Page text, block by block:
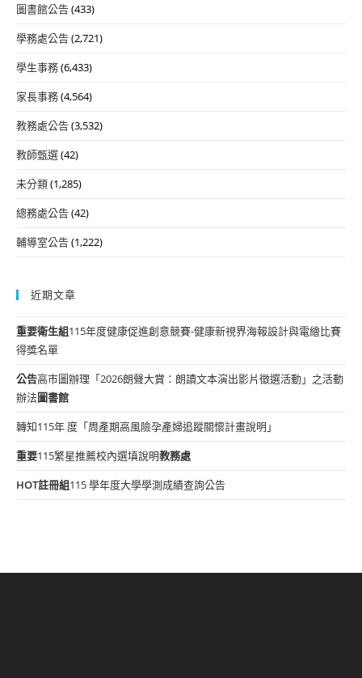
圖書館公告(433)
學務處公告(2,721)
學生事務(6,433)
家長事務(4,564)
教務處公告(3,532)
教師甄選(42)
未分類(1,285)
總務處公告(42)
輔導室公告(1,222)
近期文章
重要衛生組115年度健康促進創意競賽-健康新視界海報設計與電繪比賽
得獎名單
公告高市圖辦理「2026朗聲大賞：朗讀文本演出影片徵選活動」之活動
辦法圖書館
轉知115年 度「周產期高風險孕產婦追蹤關懷計畫說明」
重要115繁星推薦校內選填說明教務處
HOT註冊組115 學年度大學學測成績查詢公告